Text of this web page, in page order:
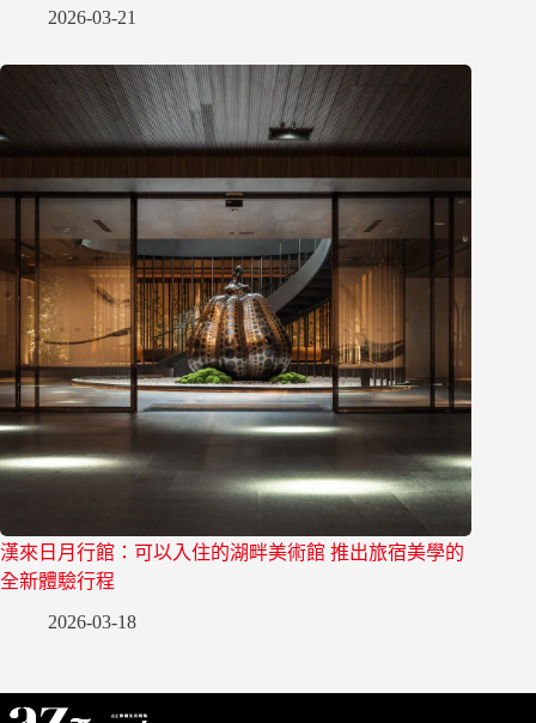
2026-03-21
漢來日月行館：可以入住的湖畔美術館 推出旅宿美學的
全新體驗行程
2026-03-18